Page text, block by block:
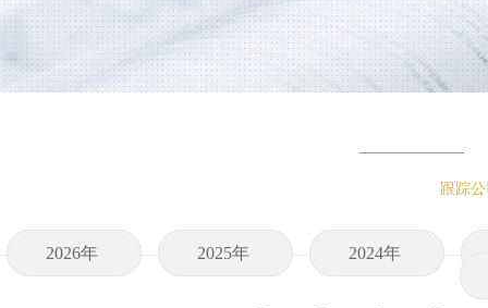
跟踪
2026年 2025年 2024年